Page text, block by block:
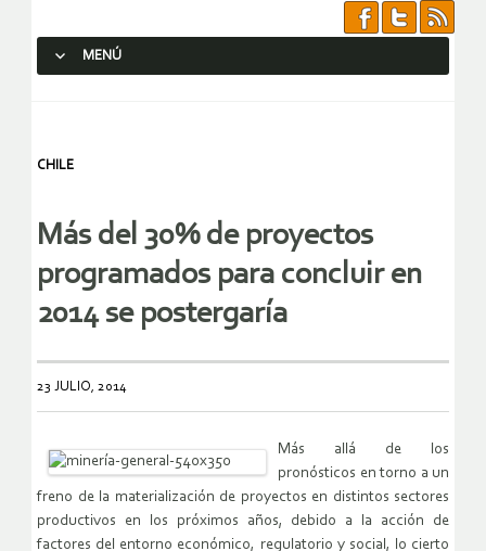
MENÚ
CHILE
Más del 30% de proyectos
programados para concluir en
2014 se postergaría
23 JULIO, 2014
Más allá de los
pronósticos en torno a un
freno de la materialización de proyectos en distintos sectores
productivos en los próximos años, debido a la acción de
factores del entorno económico, regulatorio y social, lo cierto